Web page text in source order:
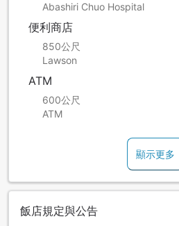
Abashiri Chuo Hospital
便利商店
850公尺
Lawson
ATM
600公尺
ATM
顯示更多
飯店規定與公告